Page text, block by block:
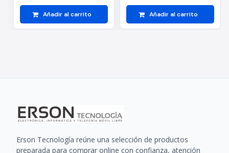
Añadir al carrito Añadir al carrito
Erson Tecnología reúne una selección de productos
preparada para comprar online con confianza, atención